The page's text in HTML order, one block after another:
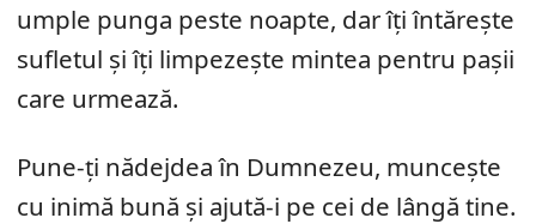
umple punga peste noapte, dar îți întărește
sufletul și îți limpezește mintea pentru pașii
care urmează.
Pune-ți nădejdea în Dumnezeu, muncește
cu inimă bună și ajută-i pe cei de lângă tine.